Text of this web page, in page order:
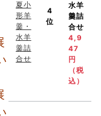
4
位
水羊
羹詰
合せ
4,9
47
円
（税
込）